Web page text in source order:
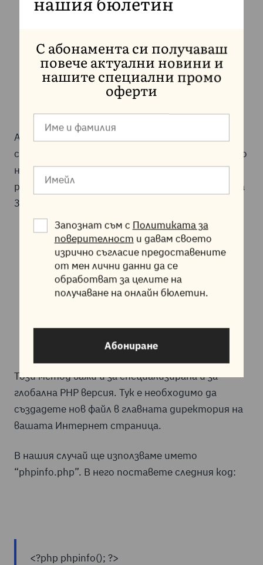
Проверка коя версия
използвате и съответните
стойности
Ако не сте сигурни дали използвате
специализирана или глобалната PHP версия, то
най-лесно може да установите това, като
разгледате .htaccess файла за кодове от точка
3.
Този метод важи и за специализирана и за
глобална PHP версия. Тук е необходимо да
създадете нов файл в главната директория на
вашата Интернет страница.
В нашия случай ще използваме името
“phpinfo.php”. В него поставете следния код:
<?php phpinfo(); ?>
нашия бюлетин
С абонамента си получаваш
повече актуални новини и
нашите специални промо
оферти
Запознат съм с Политиката за
поверителност и давам своето
изрично съгласие предоставените
от мен лични данни да се
обработват за целите на
получаване на онлайн бюлетин.
Абониране